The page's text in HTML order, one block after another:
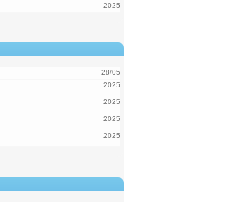
2025
28/05
2025
2025
2025
2025